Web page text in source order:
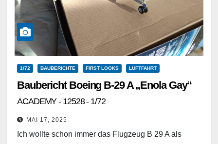
1/72 BAUBERICHTE FIRST LOOKS LUFTFAHRT
Baubericht Boeing B-29 A „Enola Gay“
ACADEMY - 12528 - 1/72
MAI 17, 2025
Ich wollte schon immer das Flugzeug B 29 A als